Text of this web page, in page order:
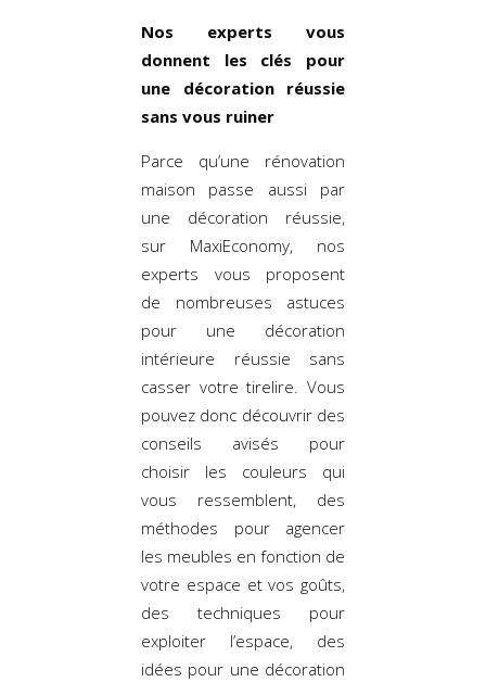
Nos experts vous
donnent les clés pour
une décoration réussie
sans vous ruiner
Parce qu’une rénovation
maison passe aussi par
une décoration réussie,
sur MaxiEconomy, nos
experts vous proposent
de nombreuses astuces
pour une décoration
intérieure réussie sans
casser votre tirelire. Vous
pouvez donc découvrir des
conseils avisés pour
choisir les couleurs qui
vous ressemblent, des
méthodes pour agencer
les meubles en fonction de
votre espace et vos goûts,
des techniques pour
exploiter l’espace, des
idées pour une décoration